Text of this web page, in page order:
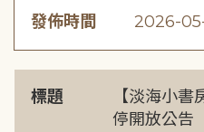
發佈時間 2026-
標題
【淡海小
停開放公告